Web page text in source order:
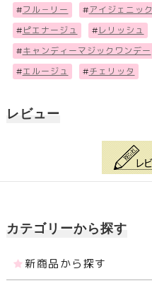
#フル－リー #アイジェニック
# ピエナージュ # レリッシュ
#キャンディーマジックワンデー
#エルージュ #チェリッタ
レビュー
カテゴリーから探す
新商品から探す